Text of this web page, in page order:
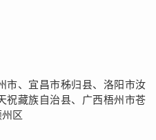
市、宜昌市秭归县、洛阳市汝
祝藏族自治县、广西梧州市苍
区